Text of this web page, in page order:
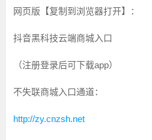
网页版【复制到浏览器打开】：
抖音黑科技云端商城入口
（注册登录后可下载app）
不失联商城入口通道：
http://zy.cnzsh.net